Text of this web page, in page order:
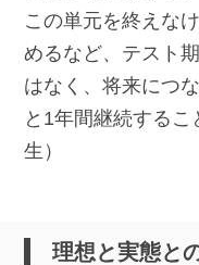
この単元を終えな
めるなど、テスト
はなく、将来につ
と1年間継続する
生）
理想と実態と